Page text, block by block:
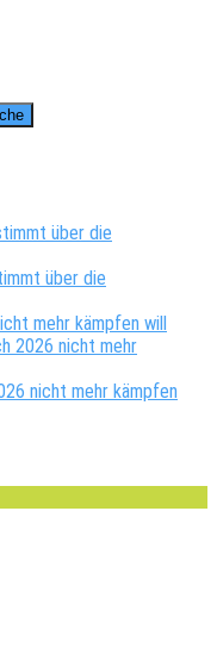
über die
über die
mehr kämpfen will
2026 nicht mehr
nicht mehr kämpfen